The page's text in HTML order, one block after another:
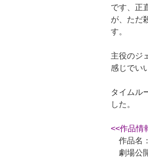
です、正
が、ただ
す。
主役のジ
感じでい
タイムル
した。
<<作品情
作品名
劇場公